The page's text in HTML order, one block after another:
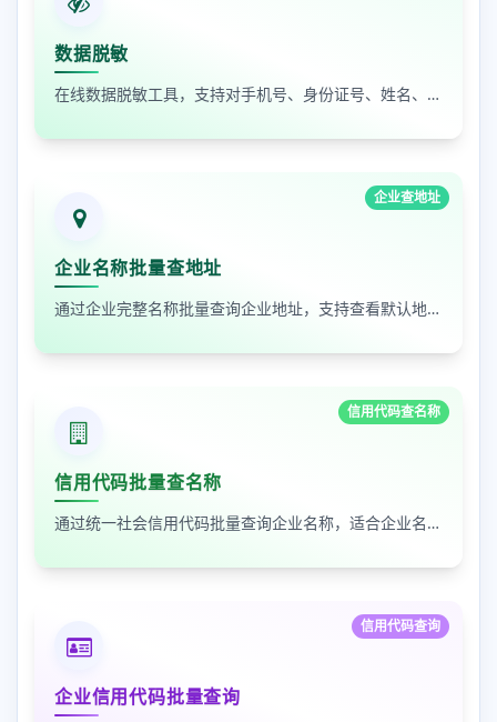
数据脱敏
在线数据脱敏工具，支持对手机号、身份证号、姓名、邮箱等敏感数据进行批量脱敏处理，保护隐私安全
企业查地址
企业名称批量查地址
通过企业完整名称批量查询企业地址，支持查看默认地址、年报地址和注册地址，适合企业资料整理和工商信息核对
信用代码查名称
信用代码批量查名称
通过统一社会信用代码批量查询企业名称，适合企业名单核验、客户资料整理和工商信息补全
信用代码查询
企业信用代码批量查询